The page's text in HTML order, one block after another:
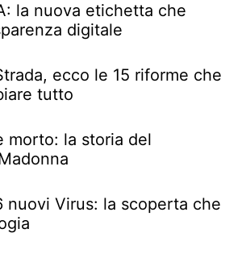
la nuova etichetta che
digitale
ecco le 15 riforme che
tutto
morto: la storia del
nuovi Virus: la scoperta che